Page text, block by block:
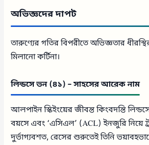
অভিজ্ঞদের দাপট
তারুণ্যের গতির বিপরীতে অভিজ্ঞতার
মিলানো কর্টিনা।
লিন্ডসে ভন (৪১) – সাহসের আরেক নাম
আলপাইন স্কিইংয়ের জীবন্ত কিংবদন্তি
বয়সে এবং ‘এসিএল’ (ACL) ইনজুরি নিয়ে
দুর্ভাগ্যবশত, রেসের শুরুতেই তিনি